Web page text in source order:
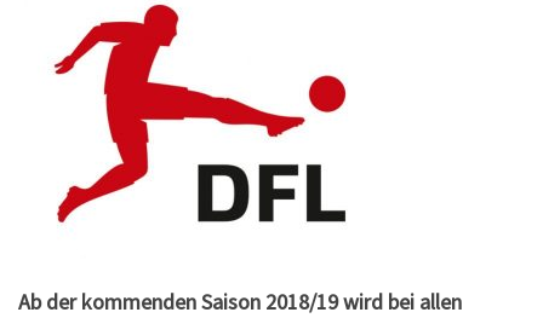
Ab der kommenden Saison 2018/19 wird bei allen